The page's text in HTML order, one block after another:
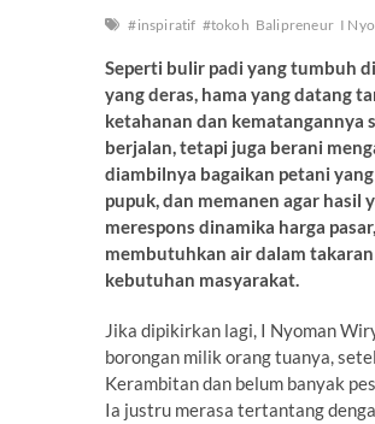
#inspiratif #tokoh Balipreneur I
Seperti bulir padi yang tumbuh
yang deras, hama yang datang
ketahanan dan kematangannya
berjalan, tetapi juga berani
diambilnya bagaikan petani
pupuk, dan memanen agar hasil
merespons dinamika harga
membutuhkan air dalam
kebutuhan masyarakat.
Jika dipikirkan lagi, I Nyoman
borongan milik orang tuanya,
Kerambitan dan belum banyak
Ia justru merasa tertantang